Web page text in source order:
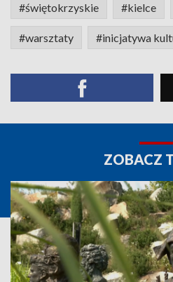
#świętokrzyskie #kielce
#warsztaty #inicjatywa
ZOBACZ